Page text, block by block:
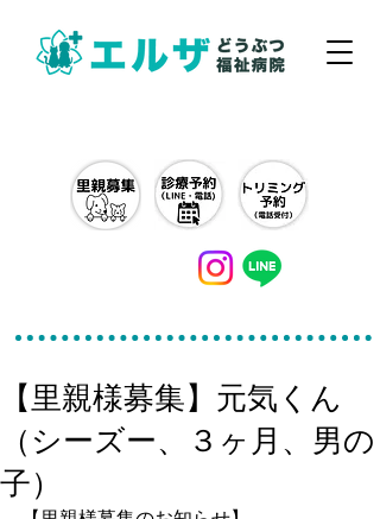
【里親様募集】元気くん
（シーズー、３ヶ月、男の
子）